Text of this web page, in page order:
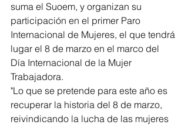
suma el Suoem, y organizan su
participación en el primer Paro
Internacional de Mujeres, el que tendrá
lugar el 8 de marzo en el marco del
Día Internacional de la Mujer
Trabajadora.
"Lo que se pretende para este año es
recuperar la historia del 8 de marzo,
reivindicando la lucha de las mujeres